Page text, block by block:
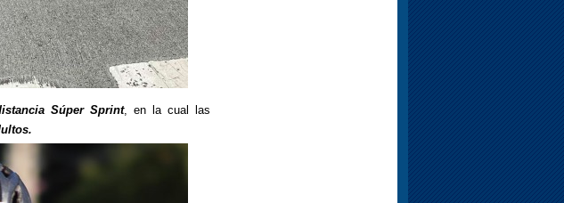
Súper Sprint, en la cual las